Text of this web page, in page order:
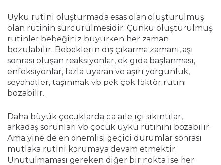
Uyku rutini oluşturmada esas olan oluşturulmuş
olan rutinin sürdürülmesidir. Çünkü oluşturulmuş
rutinler bebeğiniz büyürken her zaman
bozulabilir. Bebeklerin diş çıkarma zamanı, aşı
sonrası oluşan reaksiyonlar, ek gıda başlanması,
enfeksiyonlar, fazla uyaran ve aşırı yorgunluk,
seyahatler, taşınmak vb pek çok faktör rutini
bozabilir.
Daha büyük çocuklarda da aile içi sıkıntılar,
arkadaş sorunları vb çocuk uyku rutinini bozabilir.
Ama yine de en önemlisi geçici durumlar sonrası
mutlaka rutini korumaya devam etmektir.
Unutulmaması gereken diğer bir nokta ise her